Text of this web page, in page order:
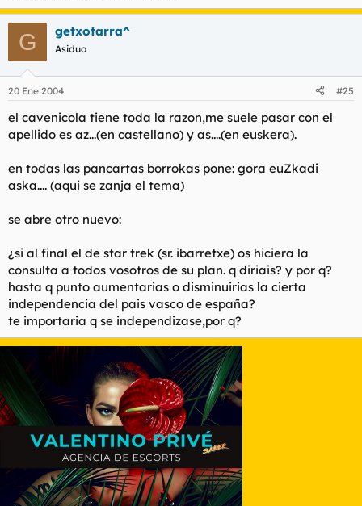
G getxotarra^
Asiduo
20 Ene 2004 #25
el cavenicola tiene toda la razon,me suele pasar con el
apellido es az...(en castellano) y as....(en euskera).
en todas las pancartas borrokas pone: gora euZkadi
aska.... (aqui se zanja el tema)
se abre otro nuevo:
¿si al final el de star trek (sr. ibarretxe) os hiciera la
consulta a todos vosotros de su plan. q diriais? y por q?
hasta q punto aumentarias o disminuirias la cierta
independencia del pais vasco de españa?
te importaria q se independizase,por q?